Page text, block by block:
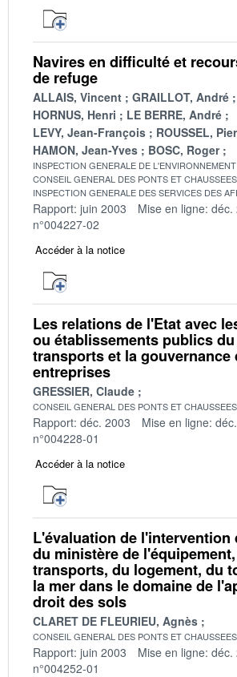
Navires en difficulté et
de refuge
ALLAIS, Vincent
GRAILLOT, André
HORNUS, Henri
LE BERRE, André
LEVY, Jean-François
ROUSSEL,
HAMON, Jean-Yves
BOSC, Roger
INSPECTION GENERALE DE
CONSEIL GENERAL DES PONTS ET
INSPECTION GENERALE DES SERVICES DES
Rapport: juin 2003 Mise en ligne: déc.
n°004227-02
Accéder à la notice
Les relations de l'Etat avec
ou établissements publics
transports et la gouvernance
entreprises
GRESSIER, Claude
CONSEIL GENERAL DES PONTS ET
Rapport: déc. 2003 Mise en ligne:
n°004228-01
Accéder à la notice
L'évaluation de l'intervention
du ministère de
transports, du logement, du
la mer dans le domaine de
droit des sols
CLARET DE FLEURIEU, Agnès
CONSEIL GENERAL DES PONTS ET
Rapport: juin 2003 Mise en ligne: déc.
n°004252-01